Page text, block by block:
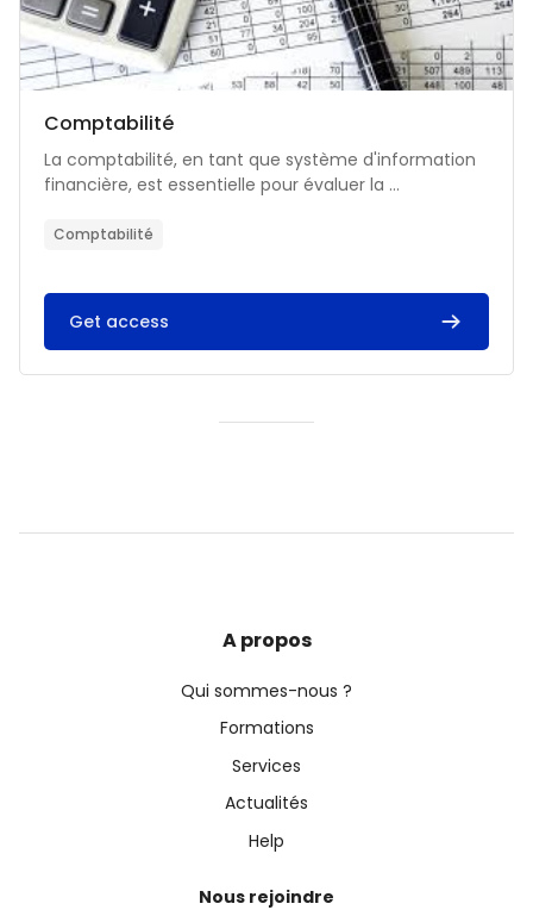
Catégorie de cours
Nom du cours
Comptabilité
Résumé du cours :
La comptabilité, en tant que système d'information
financière, est essentielle pour évaluer la ...
Comptabilité
Get access
A propos
Qui sommes-nous ?
Formations
Services
Actualités
Help
Nous rejoindre